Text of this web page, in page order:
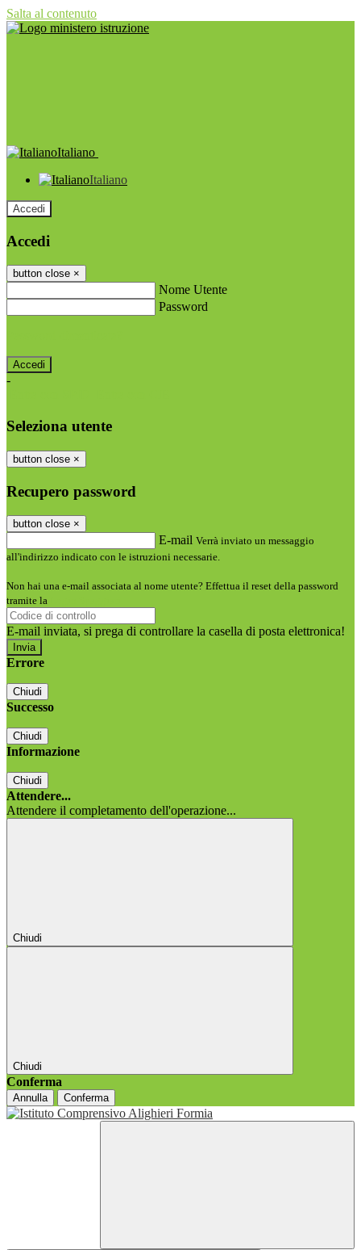
Salta al contenuto
Italiano
Italiano
Accedi
Accedi
button close ×
Nome Utente
Password
-
Seleziona utente
button close ×
Recupero password
button close ×
E-mail Verrà inviato un messaggio
all'indirizzo indicato con le istruzioni necessarie.
Non hai una e-mail associata al nome utente? Effettua il reset della password
tramite la
E-mail inviata, si prega di controllare la casella di posta elettronica!
Errore
Chiudi
Successo
Chiudi
Informazione
Chiudi
Attendere...
Attendere il completamento dell'operazione...
Chiudi
Chiudi
Conferma
Annulla Conferma